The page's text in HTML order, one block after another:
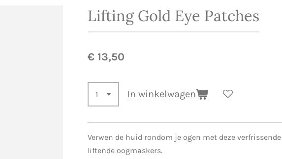
Lifting Gold Eye Patches
€ 13,50
In winkelwagen
Verwen de huid rondom je ogen met deze verfrissende
liftende oogmaskers.